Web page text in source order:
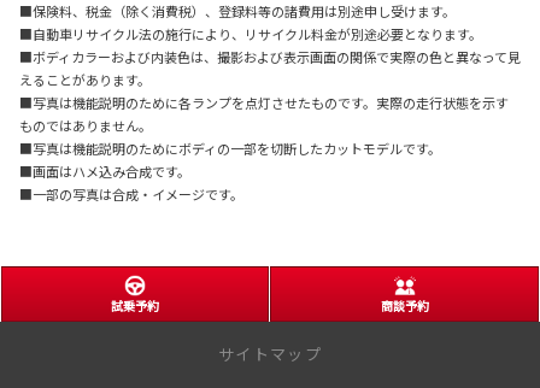
■保険料、税金（除く消費税）、登録料等の諸費用は別途申し受けます。
■自動車リサイクル法の施行により、リサイクル料金が別途必要となります。
■ボディカラーおよび内装色は、撮影および表示画面の関係で実際の色と異なって見
えることがあります。
■写真は機能説明のために各ランプを点灯させたものです。実際の走行状態を示す
ものではありません。
■写真は機能説明のためにボディの一部を切断したカットモデルです。
■画面はハメ込み合成です。
■一部の写真は合成・イメージです。
試乗予約 商談予約
サイトマップ